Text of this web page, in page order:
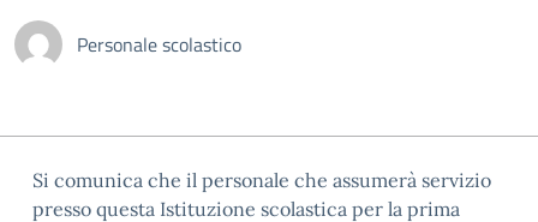
Personale scolastico
Si comunica che il personale che assumerà servizio
presso questa Istituzione scolastica per la prima